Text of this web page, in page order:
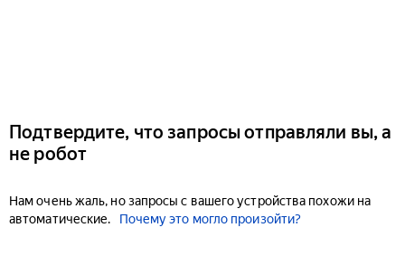
Подтвердите, что запросы отправляли вы, а
не робот
Нам очень жаль, но запросы с вашего устройства похожи на
автоматические.
Почему это могло произойти?